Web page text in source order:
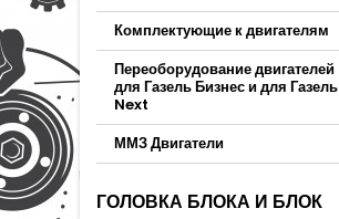
Комплектующие к двигателям
Переоборудование двигателей
для Газель Бизнес и для Газель
Next
ММЗ Двигатели
ГОЛОВКА БЛОКА И БЛОК